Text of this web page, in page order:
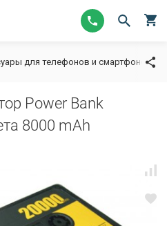
для телефонов и смартфонов
Power Bank
8000 mAh